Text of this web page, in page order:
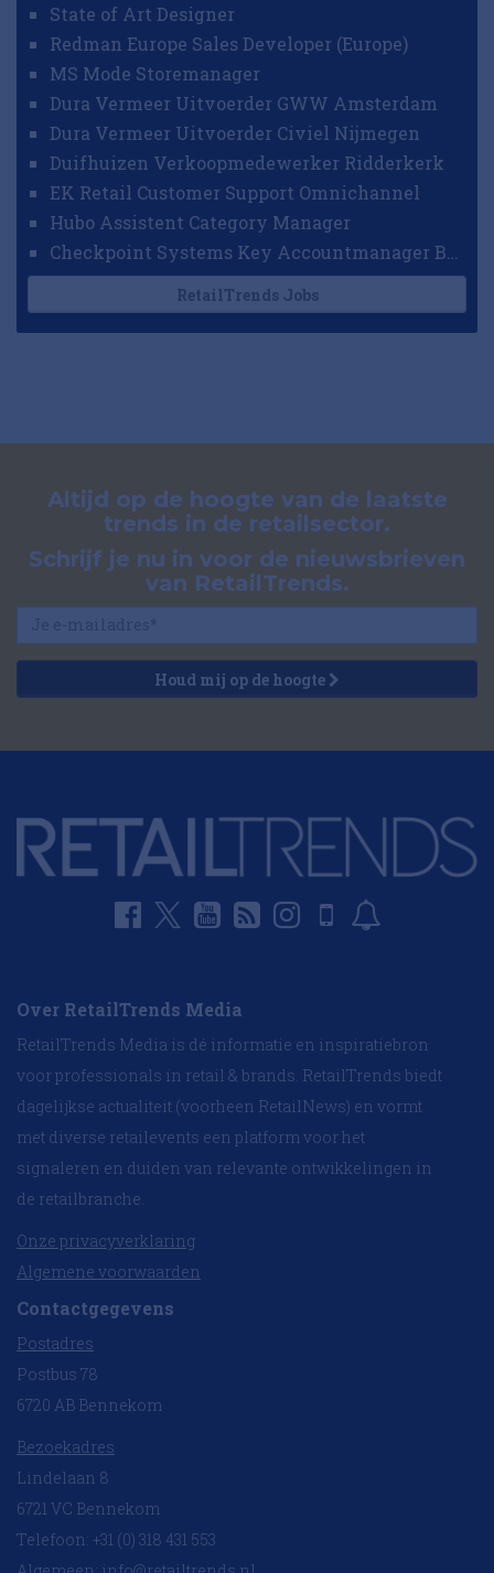
State of Art Designer
Redman Europe Sales Developer (Europe)
MS Mode Storemanager
Dura Vermeer Uitvoerder GWW Amsterdam
Dura Vermeer Uitvoerder Civiel Nijmegen
Duifhuizen Verkoopmedewerker Ridderkerk
EK Retail Customer Support Omnichannel
Hubo Assistent Category Manager
RetailTrends Jobs
Altijd op de hoogte van de laatste
trends in de retailsector.
Schrijf je nu in voor de nieuwsbrieven
van RetailTrends.
Houd mij op de hoogte
Over RetailTrends Media
RetailTrends Media is dé informatie en inspiratiebron
voor professionals in retail & brands. RetailTrends biedt
dagelijkse actualiteit (voorheen RetailNews) en vormt
met diverse retailevents een platform voor het
signaleren en duiden van relevante ontwikkelingen in
de retailbranche.
Onze privacyverklaring
Algemene voorwaarden
Contactgegevens
Postadres
Postbus 78
6720 AB Bennekom
Bezoekadres
Lindelaan 8
6721 VC Bennekom
Telefoon: +31 (0) 318 431 553